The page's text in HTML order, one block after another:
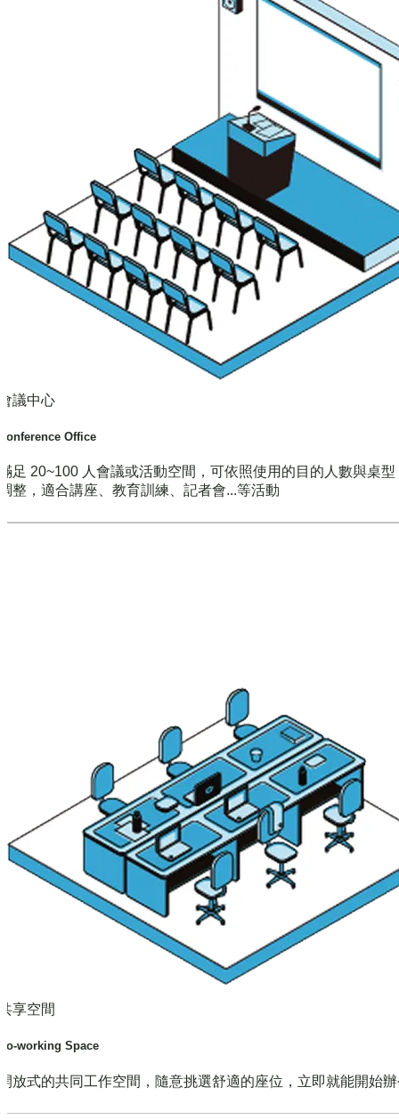
議中心
Office
足 20~100 人會議或活動空間，可依照使用的目的人數與桌型
整，適合講座、教育訓練、記者會...等活動
享空間
working Space
放式的共同工作空間，隨意挑選舒適的座位，立即就能開始